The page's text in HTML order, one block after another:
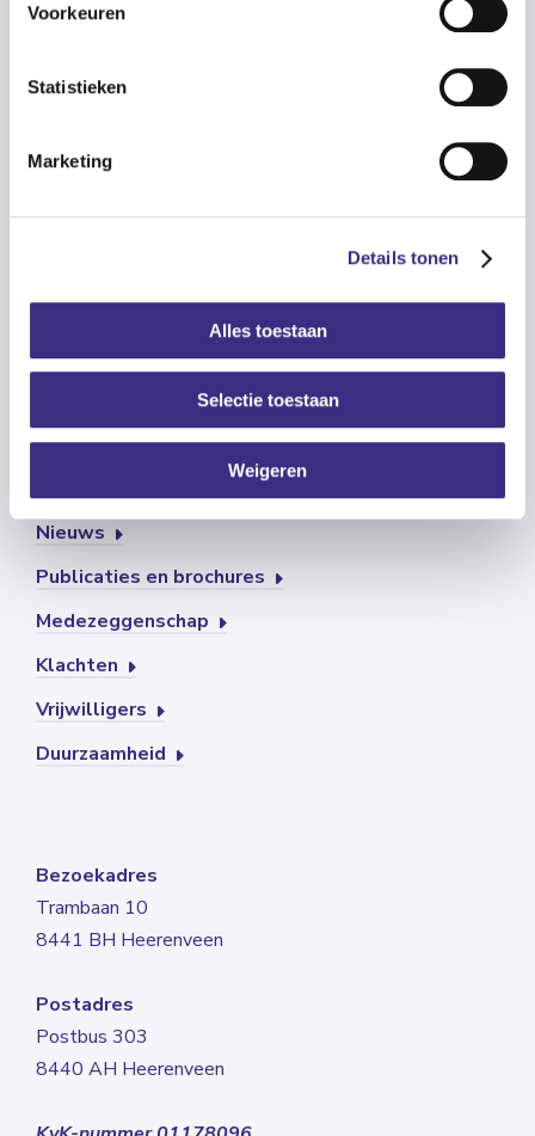
Voorkeuren
Statistieken
Marketing
Details tonen
Alles toestaan
Selectie toestaan
Weigeren
Klantadviescentrum
Vertrouwenspersoon
Nieuws
Publicaties en brochures
Medezeggenschap
Klachten
Vrijwilligers
Duurzaamheid
Bezoekadres
Trambaan 10
8441 BH Heerenveen
Postadres
Postbus 303
8440 AH Heerenveen